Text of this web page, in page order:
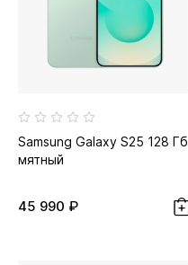
Samsung Galaxy S25 128 Гб,
мятный
45 990 ₽